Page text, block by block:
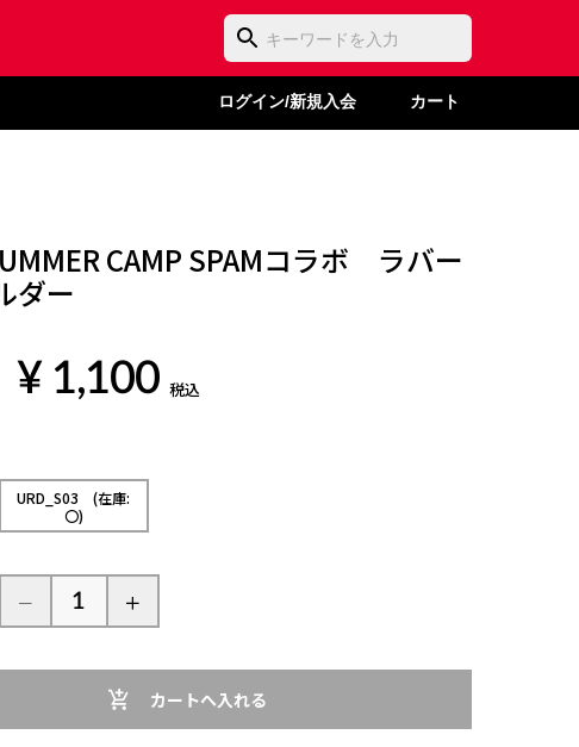
ログイン/新規入会 カート
CAMP SPAMコラボ ラバー
ダー
¥ 1,100 税込
URD_S03 (在庫:
〇)
カートへ入れる